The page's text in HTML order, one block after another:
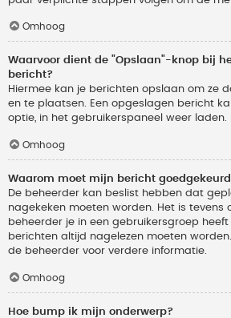
Omhoog
Waarvoor dient de "Opslaan"-knop bij
bericht?
Hiermee kan je berichten opslaan om ze
en te plaatsen. Een opgeslagen bericht
optie, in het gebruikerspaneel weer laden.
Omhoog
Waarom moet mijn bericht
De beheerder kan beslist hebben dat
nagekeken moeten worden. Het is tevens
beheerder je in een gebruikersgroep
berichten altijd nagelezen moeten
de beheerder voor verdere informatie.
Omhoog
Hoe bump ik mijn onderwerp?